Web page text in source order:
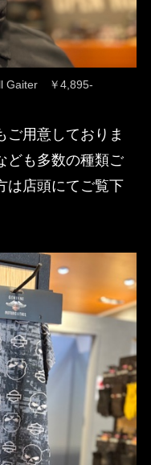
Gaiter ￥4,895-
ご用意しておりま
ども多数の種類ご
は店頭にてご覧下